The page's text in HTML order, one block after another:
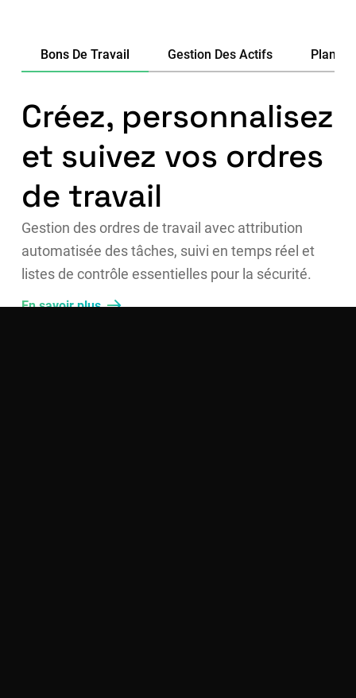
Bons De Travail Gestion Des Actifs
Créez, personnalisez
et suivez vos ordres
de travail
Gestion des ordres de travail avec attribution
automatisée des tâches, suivi en temps réel et
listes de contrôle essentielles pour la sécurité.
En savoir plus